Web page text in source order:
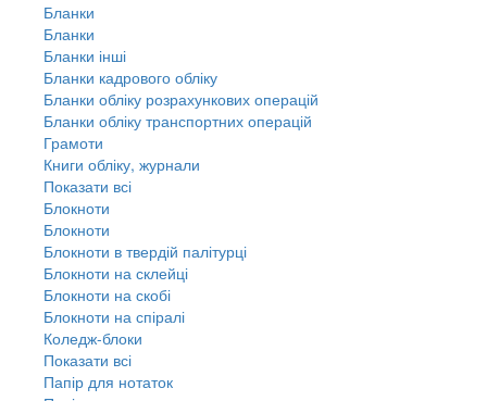
Бланки
Бланки
Бланки інші
Бланки кадрового обліку
Бланки обліку розрахункових операцій
Бланки обліку транспортних операцій
Грамоти
Книги обліку, журнали
Показати всі
Блокноти
Блокноти
Блокноти в твердій палітурці
Блокноти на склейці
Блокноти на скобі
Блокноти на спіралі
Коледж-блоки
Показати всі
Папір для нотаток